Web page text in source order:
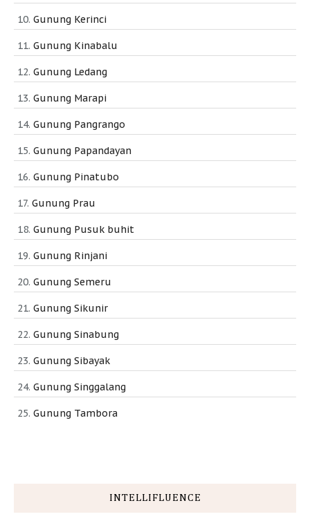
Gunung Kerinci
Gunung Kinabalu
Gunung Ledang
Gunung Marapi
Gunung Pangrango
Gunung Papandayan
Gunung Pinatubo
Gunung Prau
Gunung Pusuk buhit
Gunung Rinjani
Gunung Semeru
Gunung Sikunir
Gunung Sinabung
Gunung Sibayak
Gunung Singgalang
Gunung Tambora
INTELLIFLUENCE